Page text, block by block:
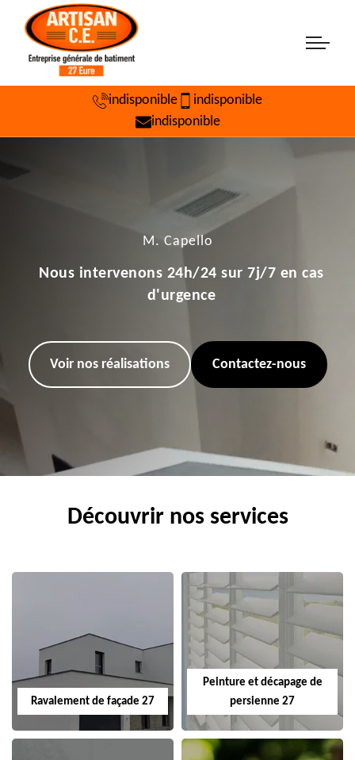
indisponible
indisponible
indisponible
M. Capello
Nous intervenons 24h/24 sur 7j/7 en cas
d'urgence
Voir nos réalisations Contactez-nous
Découvrir nos services
Ravalement de façade 27
Peinture et décapage de
persienne 27